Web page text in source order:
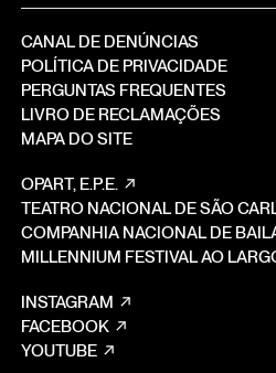
CANAL DE DENÚNCIAS
POLÍTICA DE PRIVACIDADE
PERGUNTAS FREQUENTES
LIVRO DE RECLAMAÇÕES
MAPA DO SITE
OPART, E.P.E.
TEATRO NACIONAL DE SÃO
COMPANHIA NACIONAL DE
MILLENNIUM FESTIVAL AO
INSTAGRAM
FACEBOOK
YOUTUBE